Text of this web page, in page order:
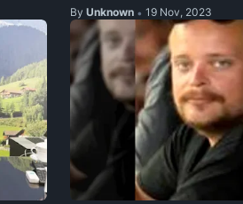
By Unknown • 19 Nov, 2023